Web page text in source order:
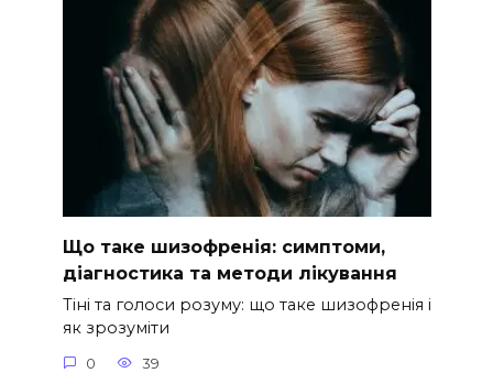
Що таке шизофренія: симптоми,
діагностика та методи лікування
Тіні та голоси розуму: що таке шизофренія і
як зрозуміти
0 39